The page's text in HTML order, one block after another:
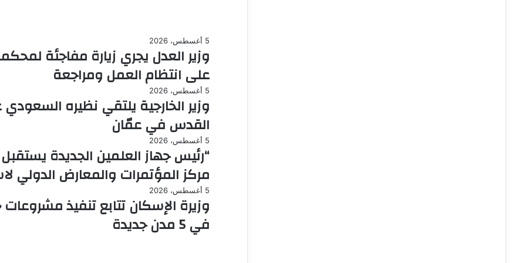
5 أغسطس، 2026
وزير العدل يجري زيارة مفاجئة
على انتظام العمل ومراجعة
5 أغسطس، 2026
وزير الخارجية يلتقي نظيره
القدس في عمّان
5 أغسطس، 2026
“رئيس جهاز العلمين الجديدة
مركز المؤتمرات والمعارض الدولي
5 أغسطس، 2026
وزيرة الإسكان تتابع تنفيذ
في 5 مدن جديدة